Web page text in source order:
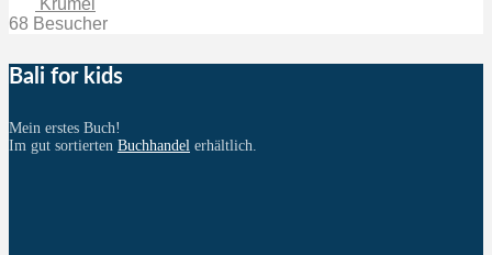
Krümel
68 Besucher
Bali for kids
Mein erstes Buch!
Im gut sortierten Buchhandel erhältlich.